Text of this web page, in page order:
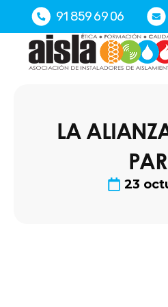
contenido
91 859 69 06
LA
23